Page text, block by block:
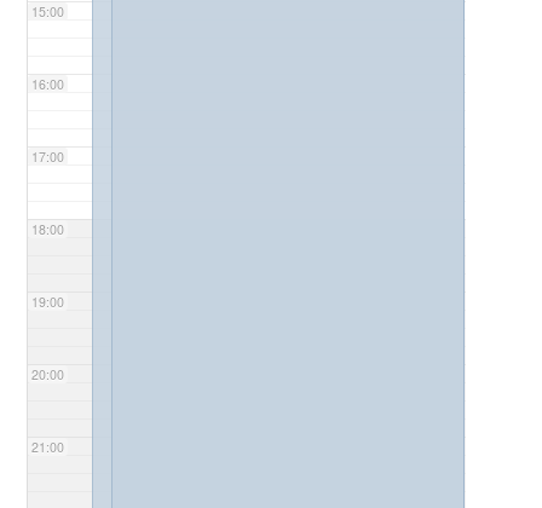
15:00
16:00
17:00
18:00
19:00
20:00
21:00